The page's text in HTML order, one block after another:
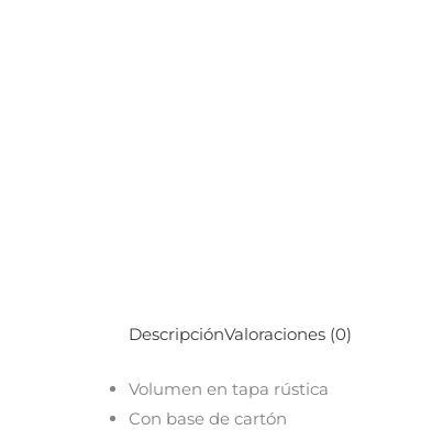
DescripciónValoraciones (0)
Volumen en tapa rústica
Con base de cartón